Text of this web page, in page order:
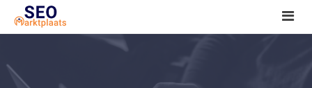
SEO tools reviews
Marketeer bij jou in de buurt?